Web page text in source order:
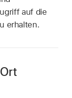
auf die
erhalten.